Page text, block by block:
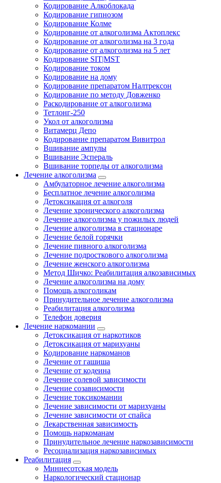
Кодирование Алкоблокада
Кодирование гипнозом
Кодирование Колме
Кодирование от алкоголизма Актоплекс
Кодирование от алкоголизма на 3 года
Кодирование от алкоголизма на 5 лет
Кодирование SIT|MST
Кодирование током
Кодирование на дому
Кодирование препаратом Налтрексон
Кодирование по методу Довженко
Раскодирование от алкоголизма
Тетлонг-250
Укол от алкоголизма
Витамерц Депо
Кодирование препаратом Вивитрол
Вшивание ампулы
Вшивание Эспераль
Вшивание торпеды от алкоголизма
Лечение алкоголизма
Амбулаторное лечение алкоголизма
Бесплатное лечение алкоголизма
Детоксикация от алкоголя
Лечение хронического алкоголизма
Лечение алкоголизма у пожилых людей
Лечение алкоголизма в стационаре
Лечение белой горячки
Лечение пивного алкоголизма
Лечение подросткового алкоголизма
Лечение женского алкоголизма
Метод Шичко: Реабилитация алкозависимых
Лечение алкоголизма на дому
Помощь алкоголикам
Принудительное лечение алкоголизма
Реабилитация алкоголизма
Телефон доверия
Лечение наркомании
Детоксикация от наркотиков
Детоксикация от марихуаны
Кодирование наркоманов
Лечение от гашиша
Лечение от кодеина
Лечение солевой зависимости
Лечение созависимости
Лечение токсикомании
Лечение зависимости от марихуаны
Лечение зависимости от спайса
Лекарственная зависимость
Помощь наркоманам
Принудительное лечение наркозависимости
Ресоциализация наркозависимых
Реабилитация
Миннесотская модель
Наркологический стационар